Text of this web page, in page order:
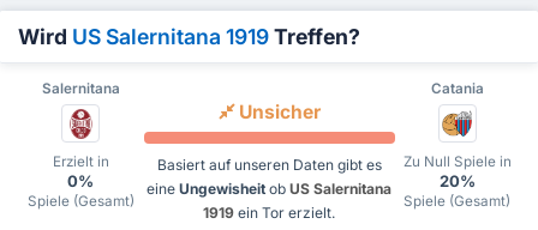
Wird US Salernitana 1919Treffen?
Salernitana Catania
Erzielt in
0%
Spiele (Gesamt)
Unsicher
Basiert auf unseren Daten gibt es
eine Ungewisheit ob US Salernitana
1919 ein Tor erzielt.
Zu Null Spiele in
20%
Spiele (Gesamt)